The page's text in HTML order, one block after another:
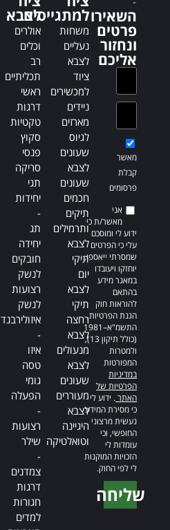
a
t
v
e
השאירו
פרטים
ונחזור
אליכם
מאשר
קבלת
פרסומים
אני
מאשר/ת כי
ידוע לי ומוסכם
עלי כי הפרטים
שמסרתי ייאספו,
יוחזקו ויעובדו
במאגר מידע
בהתאם
להוראות חוק
הגנת הפרטיות,
התשמ"א–1981
(כולל תיקון 13),
ולמטרות
המפורטות
במדיניות
הפרטיות של
האתר. ידוע לי
כי מסירת המידע
נעשית מרצוני
החופשי, וכי
עומדות לי
הזכויות המוקנות
לי לפי החוק.
שליחה
למתגייסים
משחות
נעליים
לצבא
ציוד
למכשירים
ניידים
מארזים
לגיוס
שעונים
לצבא
שעונים
חכמים
תיקים
ותרמילים
לצבא
תיקי
יום
לצבא
תיקי
רחצה
לצבא
מנעולים
לצבא
שעונים
מעוררים
לצבא
היגיינה
וטואלטיקה
לצבא
אולרים
וכלים
רב
תכליתיים
ראשי
דרגות
טקטיות
סקוץ
פנסי
סריקה
תגי
יחידות
-
תג
יחידה
חובקים
לנשק
רצועות
לנשק
איזולירבנד
-
איזו
טסה
גומי
הפעלה
-
רצועות
שילר
-
צמדנים
דרגות
חגורות
למדים